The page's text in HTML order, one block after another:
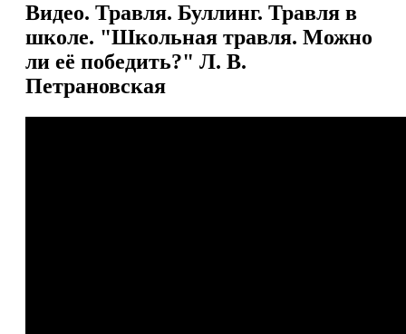
Видео. Травля. Буллинг. Травля в
школе. "Школьная травля. Можно
ли её победить?" Л. В.
Петрановская